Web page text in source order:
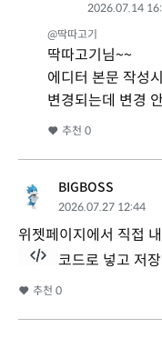
2026.07.14
@딱따고기
딱따고기님~~
에디터 본문 작성
변경되는데 변경
추천 0
BIGBOSS
2026.07.27 12:44
위젯페이지에서 직접
코드로 넣고 저
추천 0